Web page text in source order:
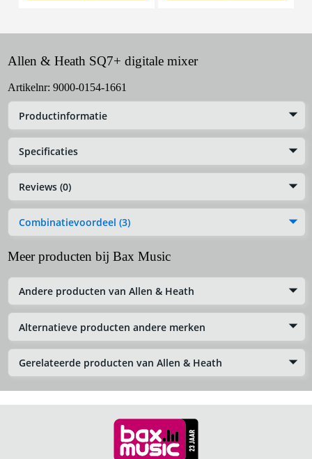
Allen & Heath SQ7+ digitale mixer
Artikelnr: 9000-0154-1661
Productinformatie
Specificaties
Reviews (0)
Combinatievoordeel (3)
Meer producten bij Bax Music
Andere producten van Allen & Heath
Alternatieve producten andere merken
Gerelateerde producten van Allen & Heath